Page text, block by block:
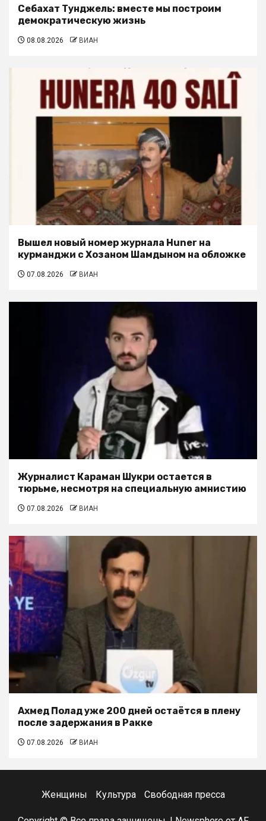
Себахат Тунджель: вместе мы построим
демократическую жизнь
08.08.2026 ВИАН
Вышел новый номер журнала Huner на
курманджи с Хозаном Шамдыном на обложке
07.08.2026 ВИАН
Журналист Караман Шукри остается в
тюрьме, несмотря на специальную амнистию
07.08.2026 ВИАН
Ахмед Полад уже 200 дней остаётся в плену
после задержания в Ракке
07.08.2026 ВИАН
Женщины Культура Свободная пресса